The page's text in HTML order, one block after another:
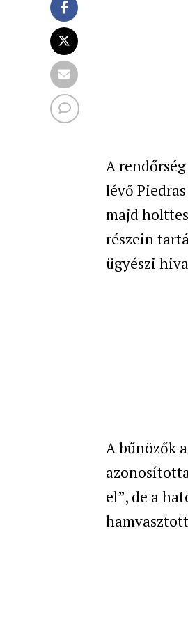
A
lévő
majd
részein
ügyészi
A bűnözők
el”, de a